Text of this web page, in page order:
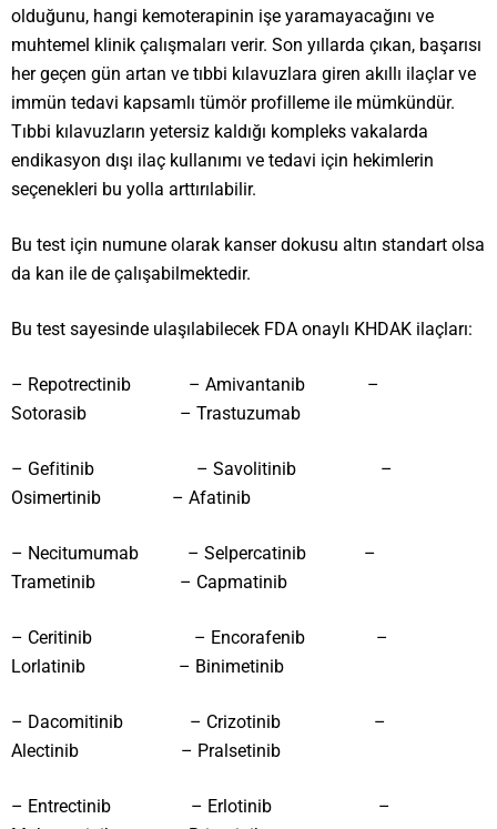
olduğunu, hangi kemoterapinin işe yaramayacağını ve
muhtemel klinik çalışmaları verir. Son yıllarda çıkan, başarısı
her geçen gün artan ve tıbbi kılavuzlara giren akıllı ilaçlar ve
immün tedavi kapsamlı tümör profilleme ile mümkündür.
Tıbbi kılavuzların yetersiz kaldığı kompleks vakalarda
endikasyon dışı ilaç kullanımı ve tedavi için hekimlerin
seçenekleri bu yolla arttırılabilir.
Bu test için numune olarak kanser dokusu altın standart olsa
da kan ile de çalışabilmektedir.
Bu test sayesinde ulaşılabilecek FDA onaylı KHDAK ilaçları:
– Repotrectinib – Amivantanib –
Sotorasib – Trastuzumab
– Gefitinib – Savolitinib –
Osimertinib – Afatinib
– Necitumumab – Selpercatinib –
Trametinib – Capmatinib
– Ceritinib – Encorafenib –
Lorlatinib – Binimetinib
– Dacomitinib – Crizotinib –
Alectinib – Pralsetinib
– Entrectinib – Erlotinib –